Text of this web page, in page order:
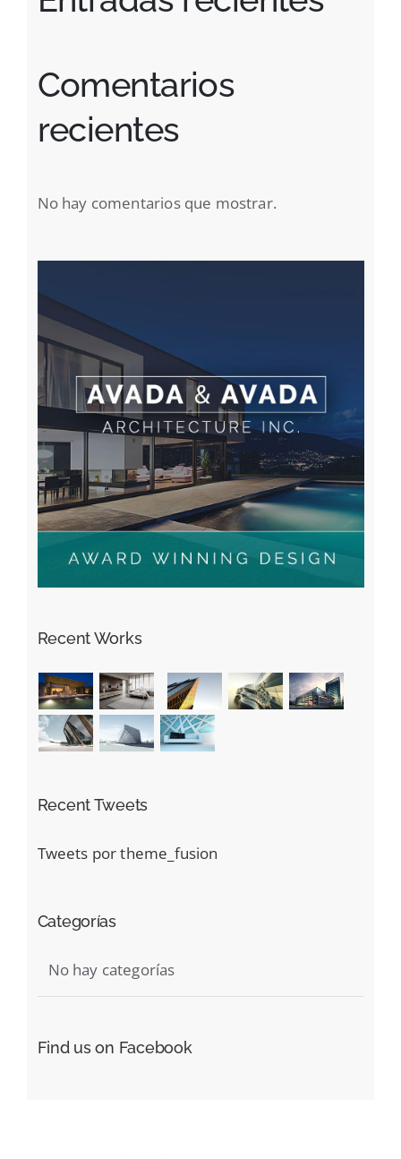
Comentarios
recientes
No hay comentarios que mostrar.
Recent Works
Recent Tweets
Tweets por theme_fusion
Categorías
No hay categorías
Find us on Facebook